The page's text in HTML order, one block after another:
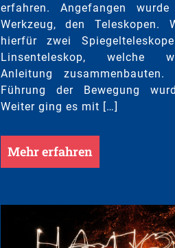
erfahren. Angefangen
Werkzeug, den Teleskopen.
hierfür zwei
Linsenteleskop, welche
Anleitung
Führung der Bewegung
Weiter ging es mit […]
Mehr erfahren